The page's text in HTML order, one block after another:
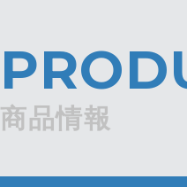
商品情報